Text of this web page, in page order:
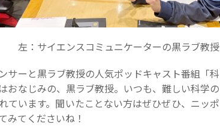
左：サイエンスコミュニケーターの黒ラブ教授
サーと黒ラブ教授の人気ポッドキャスト番組「
おなじみの、黒ラブ教授。いつも、難しい科学
ています。聞いたことない方はぜひぜひ、ニッ
みてくださいね！